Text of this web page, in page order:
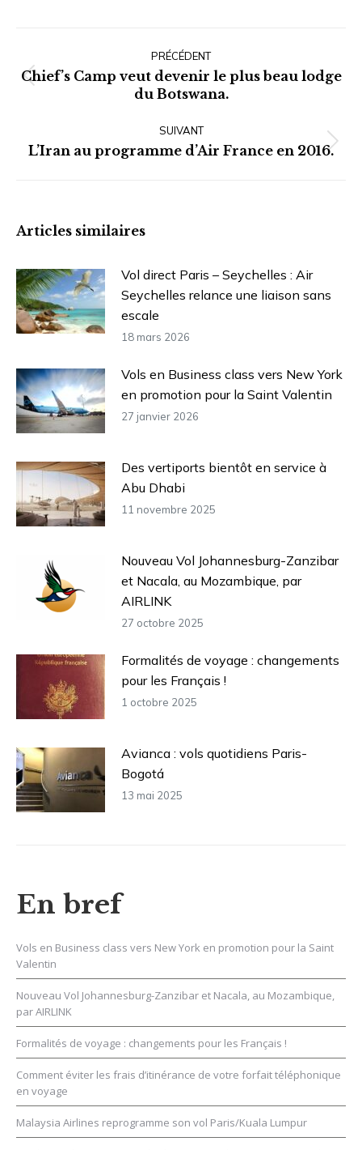
PRÉCÉDENT
Article
précédent
:
Chief’s Camp veut devenir le plus beau lodge
du Botswana.
SUIVANT
Article
L’Iran au programme d’Air France en 2016.
Articles similaires
Vol direct Paris – Seychelles : Air
Seychelles relance une liaison sans
escale
18 mars 2026
Vols en Business class vers New York
en promotion pour la Saint Valentin
27 janvier 2026
Des vertiports bientôt en service à
Abu Dhabi
11 novembre 2025
Nouveau Vol Johannesburg-Zanzibar
et Nacala, au Mozambique, par
AIRLINK
27 octobre 2025
Formalités de voyage : changements
pour les Français !
1 octobre 2025
Avianca : vols quotidiens Paris-
Bogotá
13 mai 2025
En bref
Vols en Business class vers New York en promotion pour la Saint
Valentin
Nouveau Vol Johannesburg-Zanzibar et Nacala, au Mozambique,
par AIRLINK
Formalités de voyage : changements pour les Français !
Comment éviter les frais d’itinérance de votre forfait téléphonique
en voyage
Malaysia Airlines reprogramme son vol Paris/Kuala Lumpur